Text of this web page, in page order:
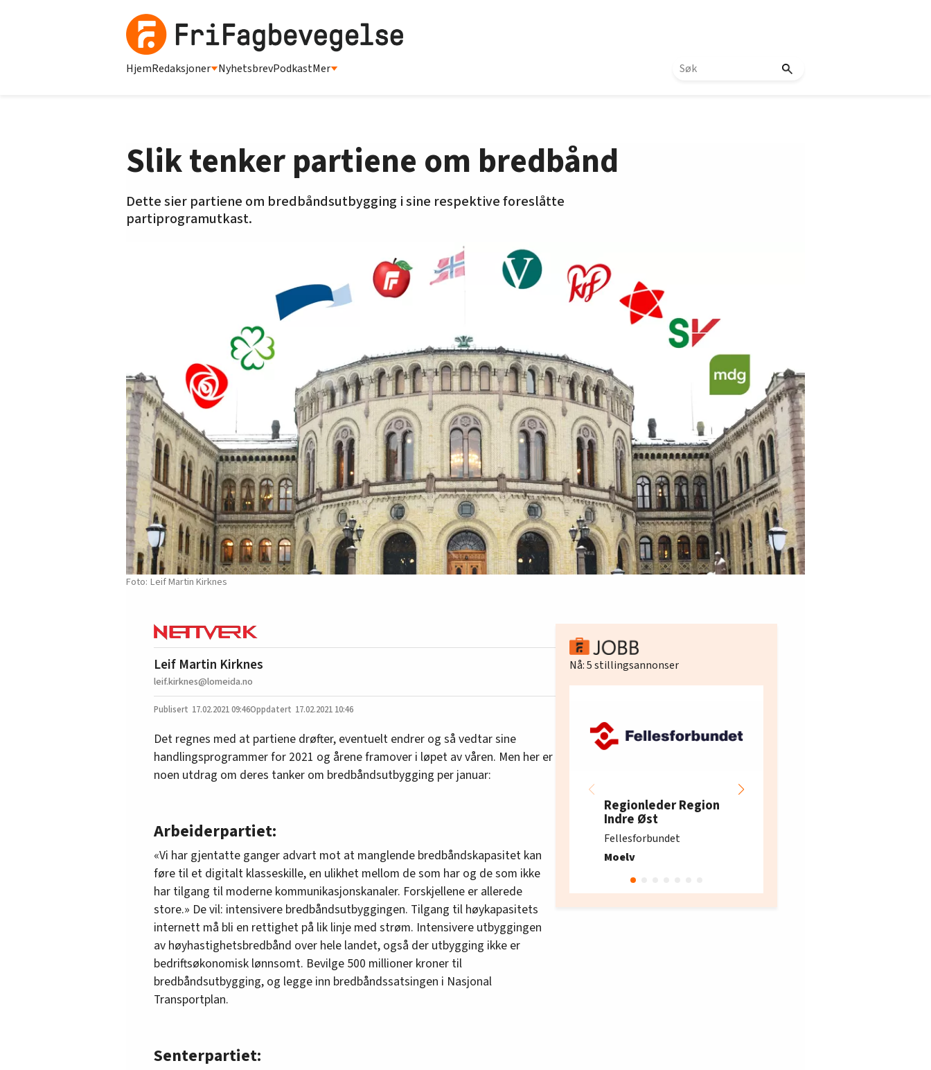
HjemRedaksjoner NyhetsbrevPodkastMer
Slik tenker partiene om bredbånd
Dette sier partiene om bredbåndsutbygging i sine respektive foreslåtte
partiprogramutkast.
Leif Martin Kirknes
Leif Martin Kirknes
leif.kirknes@lomeida.no
17.02.202109:46 17.02.2021 10:46
Det regnes med at partiene drøfter, eventuelt endrer og så vedtar sine
handlingsprogrammer for 2021 og årene framover i løpet av våren. Men her er
noen utdrag om deres tanker om bredbåndsutbygging per januar:
Arbeiderpartiet:
«Vi har gjentatte ganger advart mot at manglende bredbåndskapasitet kan
føre til et digitalt klasseskille, en ulikhet mellom de som har og de som ikke
har tilgang til moderne kommunikasjonskanaler. Forskjellene er allerede
store.» De vil: intensivere bredbåndsutbyggingen. Tilgang til høykapasitets
internett må bli en rettighet på lik linje med strøm. Intensivere utbyggingen
av høyhastighetsbredbånd over hele landet, også der utbygging ikke er
bedriftsøkonomisk lønnsomt. Bevilge 500 millioner kroner til
bredbåndsutbygging, og legge inn bredbåndssatsingen i Nasjonal
Transportplan.
Senterpartiet:
Nå:5stillingsannonser
Regionleder Region
Indre Øst
Fellesforbundet
Moelv